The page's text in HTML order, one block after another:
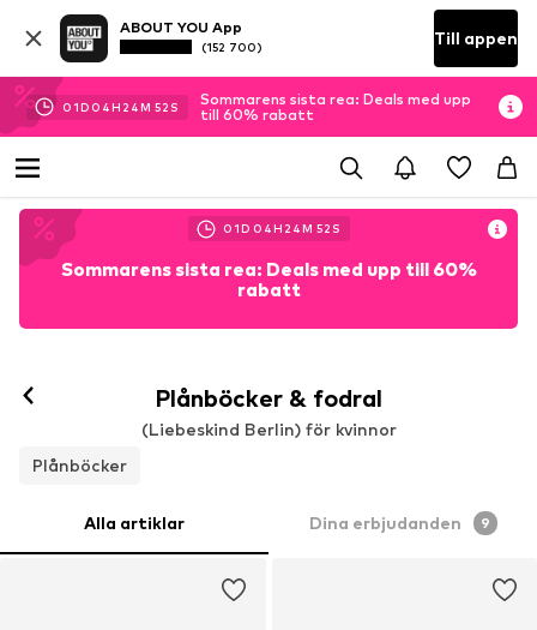
ABOUT YOU App
(152 700) Till appen
01D 04H 24M 50 S
Sommarens sista rea: Deals med upp
till 60% rabatt
01D 04H 24M 50 S
Sommarens sista rea: Deals med upp till 60%
rabatt
Plånböcker & fodral
(Liebeskind Berlin) för kvinnor
Plånböcker
Alla artiklar Dina erbjudanden 9